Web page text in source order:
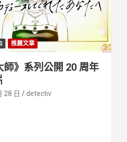
推薦文章
師》系列公開 20 周年
28 日 detectiv